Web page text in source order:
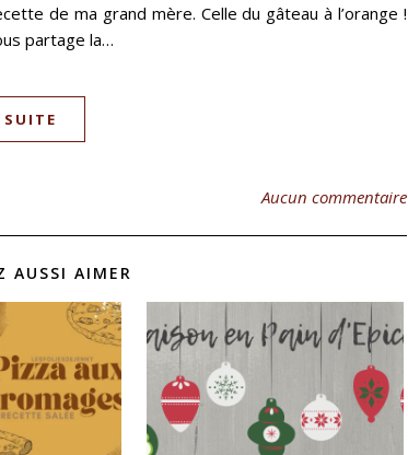
de ma grand mère. Celle du gâteau à l’orange !
partage la…
SUITE
Aucun commentaire
AUSSI AIMER